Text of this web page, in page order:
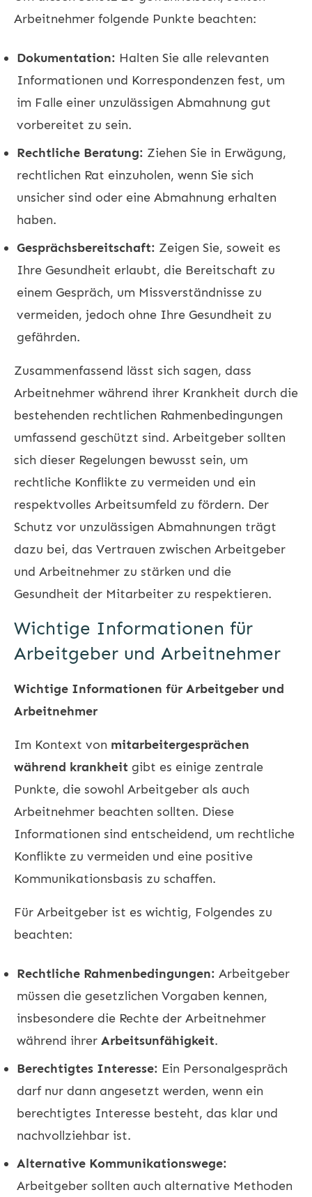
Arbeitnehmer folgende Punkte beachten:
Dokumentation: Halten Sie alle relevanten
Informationen und Korrespondenzen fest, um
im Falle einer unzulässigen Abmahnung gut
vorbereitet zu sein.
Rechtliche Beratung: Ziehen Sie in Erwägung,
rechtlichen Rat einzuholen, wenn Sie sich
unsicher sind oder eine Abmahnung erhalten
haben.
Gesprächsbereitschaft: Zeigen Sie, soweit es
Ihre Gesundheit erlaubt, die Bereitschaft zu
einem Gespräch, um Missverständnisse zu
vermeiden, jedoch ohne Ihre Gesundheit zu
gefährden.
Zusammenfassend lässt sich sagen, dass
Arbeitnehmer während ihrer Krankheit durch die
bestehenden rechtlichen Rahmenbedingungen
umfassend geschützt sind. Arbeitgeber sollten
sich dieser Regelungen bewusst sein, um
rechtliche Konflikte zu vermeiden und ein
respektvolles Arbeitsumfeld zu fördern. Der
Schutz vor unzulässigen Abmahnungen trägt
dazu bei, das Vertrauen zwischen Arbeitgeber
und Arbeitnehmer zu stärken und die
Gesundheit der Mitarbeiter zu respektieren.
Wichtige Informationen für
Arbeitgeber und Arbeitnehmer
Wichtige Informationen für Arbeitgeber und
Arbeitnehmer
Im Kontext von mitarbeitergesprächen
während krankheit gibt es einige zentrale
Punkte, die sowohl Arbeitgeber als auch
Arbeitnehmer beachten sollten. Diese
Informationen sind entscheidend, um rechtliche
Konflikte zu vermeiden und eine positive
Kommunikationsbasis zu schaffen.
Für Arbeitgeber ist es wichtig, Folgendes zu
beachten:
Rechtliche Rahmenbedingungen: Arbeitgeber
müssen die gesetzlichen Vorgaben kennen,
insbesondere die Rechte der Arbeitnehmer
während ihrer Arbeitsunfähigkeit.
Berechtigtes Interesse: Ein Personalgespräch
darf nur dann angesetzt werden, wenn ein
berechtigtes Interesse besteht, das klar und
nachvollziehbar ist.
Alternative Kommunikationswege:
Arbeitgeber sollten auch alternative Methoden